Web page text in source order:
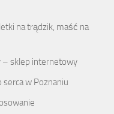
na trądzik, maść na
– sklep internetowy
w Poznaniu